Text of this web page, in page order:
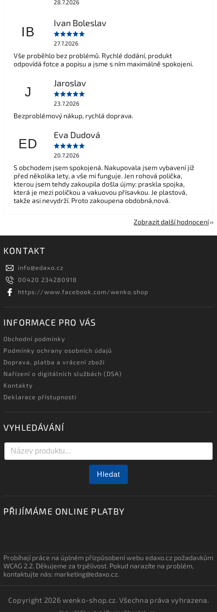
28.7.2026
IB
Ivan Boleslav
27.7.2026
Vše proběhlo bez problémů. Rychlé dodání, produkt
odpovídá fotce a popisu a jsme s ním maximálně spokojeni.
J
Jaroslav
23.7.2026
Bezproblémový nákup, rychlá doprava.
ED
Eva Dudová
20.7.2026
S obchodem jsem spokojená. Nakupovala jsem vybavení již
před několika lety, a vše mi funguje. Jen rohová polička,
kterou jsem tehdy zakoupila došla újmy: praskla spojka,
která je mezi poličkou a vakuovou přísavkou. Je plastová,
takže asi nevydrží. Proto zakoupena obdobná,nová.
Zobrazit další hodnocení
KONTAKT
info@edaxo.cz
00420 234280918
https://www.facebook.com/wenko.shop
INFORMACE PRO VÁS
Obchodní podmínky
Podmínky ochrany osobních údajů
Doprava, platba a vrácení zboží
Nařízení o digitálních službách (DSA)
Kontakty
Deklarace přístupnosti
VYHLEDÁVÁNÍ
Hledat
PŘIJÍMÁME ONLINE PLATBY
Probíhají práce na úplném přizpůsobení webu edaxo.cz požadavkům
WCAG 2.2. Děkujeme za trpělivost. Pokud narazíte na problém,
kontaktujte nás: marketing@edaxo.cz.
Copyright 2026wenko-shop.cz. Všechna práva vyhrazena.